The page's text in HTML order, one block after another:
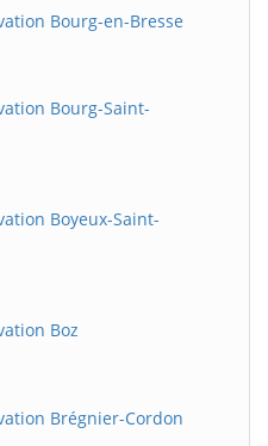
Bourg-en-Bresse
Bourg-Saint-
Boyeux-Saint-
Boz
Brégnier-Cordon